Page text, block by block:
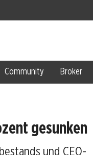
Community Broker
gesunken
und CEO-